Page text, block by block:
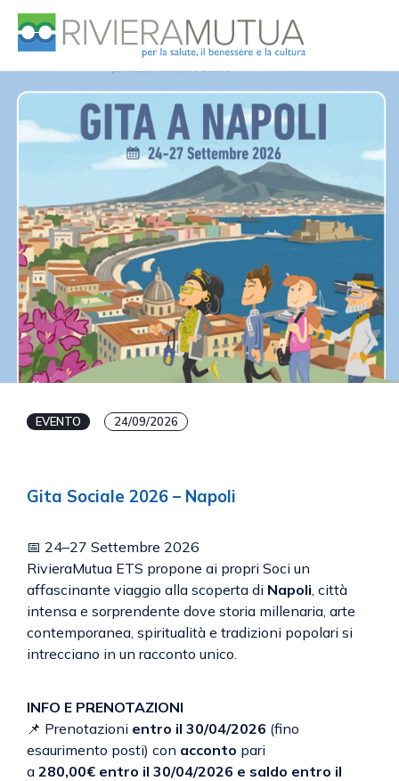
EVENTO 24/09/2026
Gita Sociale 2026 – Napoli
📅 24–27 Settembre 2026
RivieraMutua ETS propone ai propri Soci un
affascinante viaggio alla scoperta di Napoli, città
intensa e sorprendente dove storia millenaria, arte
contemporanea, spiritualità e tradizioni popolari si
intrecciano in un racconto unico.
INFO E PRENOTAZIONI
📌 Prenotazioni entro il 30/04/2026 (fino
esaurimento posti) con acconto pari
a 280,00€ entro il 30/04/2026 e saldo entro il